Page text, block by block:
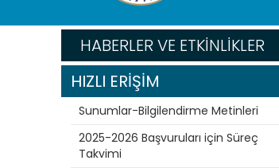
HABERLER VE ETKİNLİKLER
HIZLI ERİŞİM
Sunumlar-Bilgilendirme Metinleri
2025-2026 Başvuruları için Süreç
Takvimi